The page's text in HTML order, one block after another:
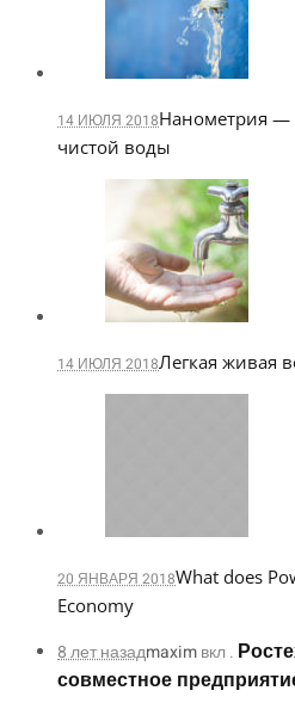
14 ИЮЛЯ 2018Нанометрия —
чистой воды
14 ИЮЛЯ 2018Легкая живая
20 ЯНВАРЯ 2018What does
Economy
8 лет назадmaximвкл .
совместное